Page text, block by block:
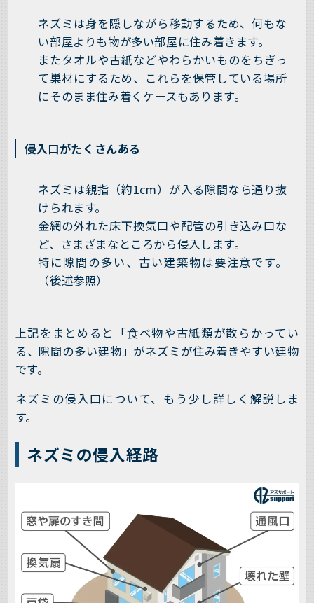
ネズミは身を隠しながら移動するため、何もな
い部屋よりも物が多い部屋に住み着きます。
またタオルや古紙などやわらかいものをちぎっ
て巣材にするため、これらを保管している場所
にそのまま住み着くケースもあります。
侵入口がたくさんある
ネズミは親指（約1cm）が入る隙間なら通り抜
けられます。
金網の外れた床下換気口や配管の引き込み口な
ど、さまざまなところから侵入します。
特に隙間の多い、古い建築物は要注意です。
（後述参照）
上記をまとめると「食べ物や古紙類が散らかってい
る、隙間の多い建物」がネズミが住み着きやすい建物
です。
ネズミの侵入口について、もう少し詳しく解説しま
す。
ネズミの侵入経路